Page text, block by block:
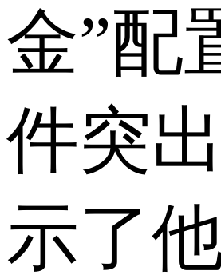
金”配
件突
示了